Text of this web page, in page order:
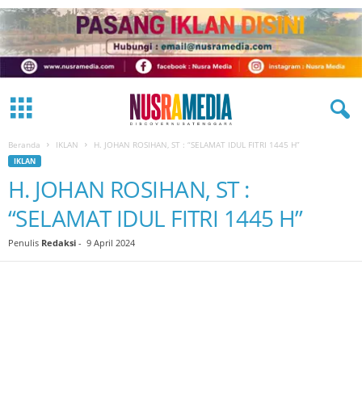
Beranda IKLAN H. JOHAN ROSIHAN, ST : “SELAMAT IDUL FITRI 1445 H”
IKLAN
H. JOHAN ROSIHAN, ST :
“SELAMAT IDUL FITRI 1445 H”
Penulis Redaksi - 9 April 2024